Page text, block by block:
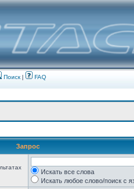
Поиск| FAQ
Запрос
Искать все слова
Искать любое слово/поиск с